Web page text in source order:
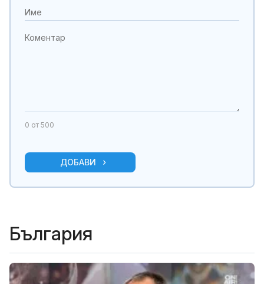
0 от 500
ДОБАВИ
България